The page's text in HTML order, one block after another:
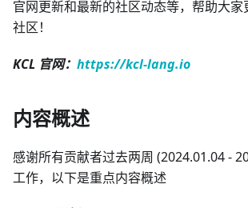
官网更新和最新的社区动态等，帮助大家
社区！
KCL 官网： https://kcl-lang.io
内容概述
感谢所有贡献者过去两周 (2024.01.04 -
工作，以下是重点内容概述